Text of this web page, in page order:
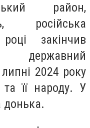
район,
російська
закінчив
державний
2024 року
її народу. У
донька.